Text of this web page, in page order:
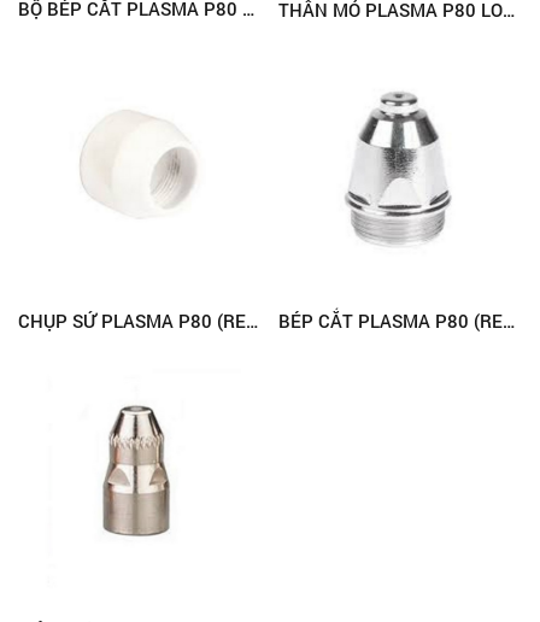
BỘ BÉP CẮT PLASMA P80 CNC (RED-E) THÂN MỎ PLASMA P80 LOẠI CONG (RED-E)
CHỤP SỨ PLASMA P80 (RED-E) BÉP CẮT PLASMA P80 (RED-E)